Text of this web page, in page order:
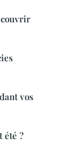
vos
été ?